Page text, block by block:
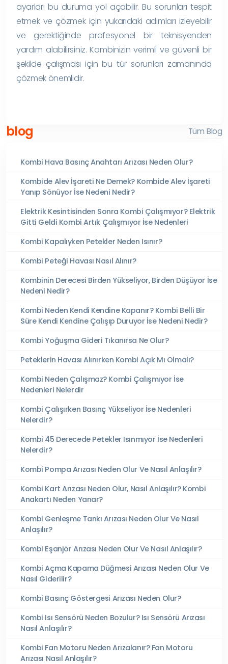
ayarları bu duruma yol açabilir. Bu sorunları tespit
etmek ve çözmek için yukarıdaki adımları izleyebilir
ve gerektiğinde profesyonel bir teknisyenden
yardım alabilirsiniz. Kombinizin verimli ve güvenli bir
şekilde çalışması için bu tür sorunları zamanında
çözmek önemlidir.
blog Tüm Blog
Kombi Hava Basınç Anahtarı Arızası Neden Olur?
Kombide Alev İşareti Ne Demek? Kombide Alev İşareti
Yanıp Sönüyor İse Nedeni Nedir?
Elektrik Kesintisinden Sonra Kombi Çalışmıyor? Elektrik
Gitti Geldi Kombi Artık Çalışmıyor İse Nedenleri
Kombi Kapalıyken Petekler Neden Isınır?
Kombi Peteği Havası Nasıl Alınır?
Kombinin Derecesi Birden Yükseliyor, Birden Düşüyor İse
Nedeni Nedir?
Kombi Neden Kendi Kendine Kapanır? Kombi Belli Bir
Süre Kendi Kendine Çalışıp Duruyor İse Nedeni Nedir?
Kombi Yoğuşma Gideri Tıkanırsa Ne Olur?
Peteklerin Havası Alınırken Kombi Açık Mı Olmalı?
Kombi Neden Çalışmaz? Kombi Çalışmıyor İse
Nedenleri Nelerdir
Kombi Çalışırken Basınç Yükseliyor İse Nedenleri
Nelerdir?
Kombi 45 Derecede Petekler Isınmıyor İse Nedenleri
Nelerdir?
Kombi Pompa Arızası Neden Olur Ve Nasıl Anlaşılır?
Kombi Kart Arızası Neden Olur, Nasıl Anlaşılır? Kombi
Anakartı Neden Yanar?
Kombi Genleşme Tankı Arızası Neden Olur Ve Nasıl
Anlaşılır?
Kombi Eşanjör Arızası Neden Olur Ve Nasıl Anlaşılır?
Kombi Açma Kapama Düğmesi Arızası Neden Olur Ve
Nasıl Giderilir?
Kombi Basınç Göstergesi Arızası Neden Olur?
Kombi Isı Sensörü Neden Bozulur? Isı Sensörü Arızası
Nasıl Anlaşılır?
Kombi Fan Motoru Neden Arızalanır? Fan Motoru
Arızası Nasıl Anlaşılır?